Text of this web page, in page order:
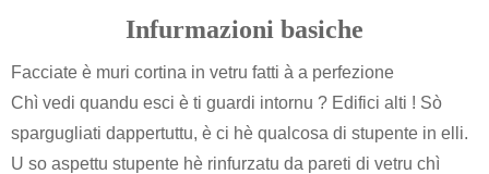
Infurmazioni basiche
Facciate è muri cortina in vetru fatti à a perfezione
Chì vedi quandu esci è ti guardi intornu ? Edifici alti ! Sò
spargugliati dappertuttu, è ci hè qualcosa di stupente in elli.
U so aspettu stupente hè rinfurzatu da pareti di vetru chì